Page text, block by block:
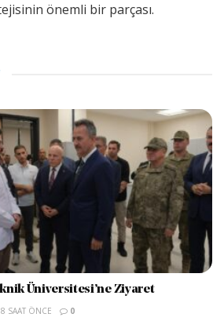
önemli bir parçası.
Üniversitesi’ne Ziyaret
8 SAAT ÖNCE 0